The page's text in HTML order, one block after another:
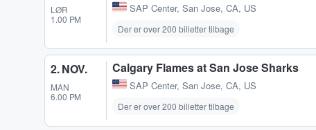
LØR
1.00 PM
SAP Center, San Jose, CA, US
Der er over 200 billetter tilbage
2. NOV.
MAN
6.00 PM
Calgary Flames at San Jose Sharks
SAP Center, San Jose, CA, US
Der er over 200 billetter tilbage